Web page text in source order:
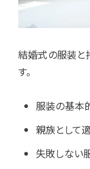
結婚式の服装と
す。
服装の基本
親族として
失敗しない